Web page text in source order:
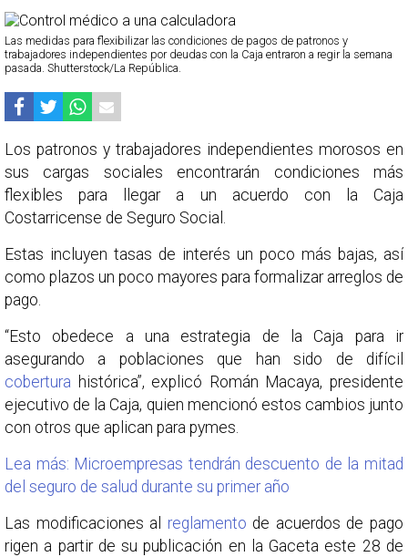
Las medidas para flexibilizar las condiciones de pagos de patronos y
trabajadores independientes por deudas con la Caja entraron a regir la semana
pasada. Shutterstock/La República.
Los patronos y trabajadores independientes morosos en
sus cargas sociales encontrarán condiciones más
flexibles para llegar a un acuerdo con la Caja
Costarricense de Seguro Social.
Estas incluyen tasas de interés un poco más bajas, así
como plazos un poco mayores para formalizar arreglos de
pago.
“Esto obedece a una estrategia de la Caja para ir
asegurando a poblaciones que han sido de difícil
cobertura histórica”, explicó Román Macaya, presidente
ejecutivo de la Caja, quien mencionó estos cambios junto
con otros que aplican para pymes.
Lea más: Microempresas tendrán descuento de la mitad
del seguro de salud durante su primer año
Las modificaciones al reglamento de acuerdos de pago
rigen a partir de su publicación en la Gaceta este 28 de